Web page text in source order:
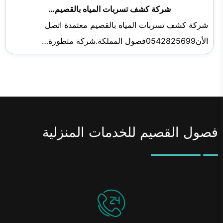
شركة كشف تسربات المياه بالقصيم…
شركة كشف تسربات المياه بالقصيم معتمدة اتصل
الأن0542825699فصول المملكة.شركة متطورة…
فصول القصيم للخدمات المنزلية